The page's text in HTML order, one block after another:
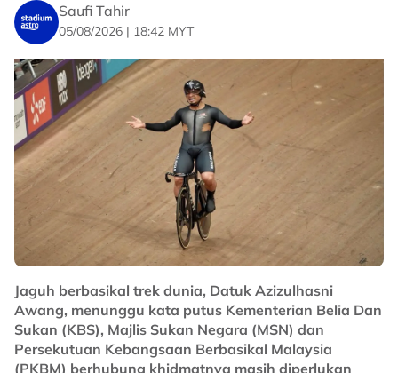
Saufi Tahir
05/08/2026 | 18:42 MYT
Jaguh berbasikal trek dunia, Datuk Azizulhasni
Awang, menunggu kata putus Kementerian Belia Dan
Sukan (KBS), Majlis Sukan Negara (MSN) dan
Persekutuan Kebangsaan Berbasikal Malaysia
(PKBM) berhubung khidmatnya masih diperlukan